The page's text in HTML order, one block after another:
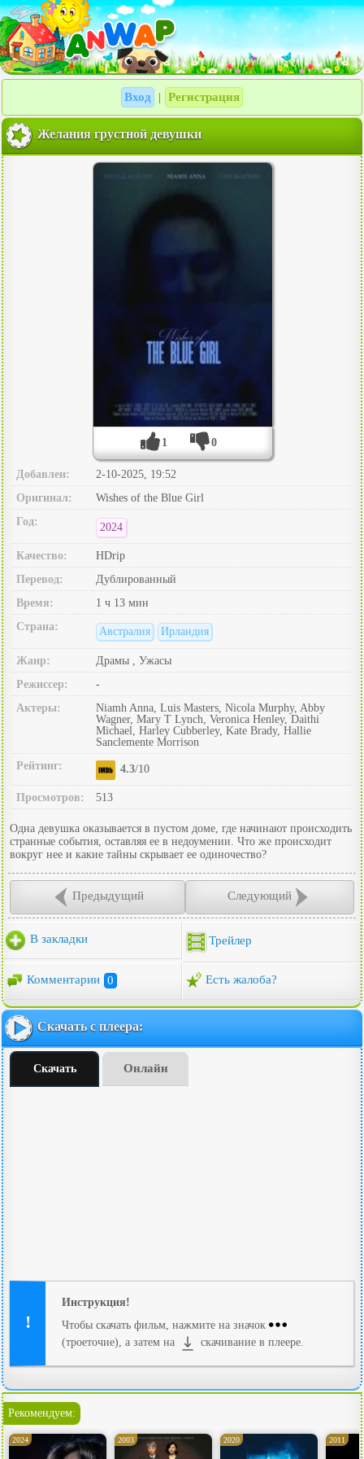
Вход Регистрация
Желания грустной девушки
1 0
Добавлен:
2-10-2025, 19:52
Оригинал:
Wishes of the Blue Girl
Год:
2024
Качество:
HDrip
Перевод:
Дублированный
Время:
1 ч 13 мин
Страна:
Австралия Ирландия
Жанр:
Драмы , Ужасы
Режиссер:
-
Актеры:
Niamh Anna, Luis Masters, Nicola Murphy, Abby
Wagner, Mary T Lynch, Veronica Henley, Daithi
Michael, Harley Cubberley, Kate Brady, Hallie
Sanclemente Morrison
Рейтинг:
4.3/10
Просмотров: 513
Одна девушка оказывается в пустом доме, где начинают происходить
странные события, оставляя ее в недоумении. Что же происходит
вокруг нее и какие тайны скрывает ее одиночество?
Предыдущий Следующий
В закладки Трейлер
Комментарии 0 Есть жалоба?
Скачать с плеера:
Скачать Онлайн
Инструкция!
Чтобы скачать фильм, нажмите на значок
(троеточие), а затем на
скачивание в плеере.
Рекомендуем:
2024 2003 2020 2011